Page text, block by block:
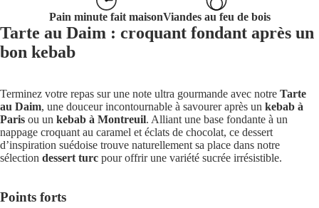
Pain minute fait maisonViandes au feu de bois
Tarte au Daim : croquant fondant après un
bon kebab
Terminez votre repas sur une note ultra gourmande avec notre Tarte
au Daim, une douceur incontournable à savourer après un kebab à
Paris ou un kebab à Montreuil. Alliant une base fondante à un
nappage croquant au caramel et éclats de chocolat, ce dessert
d’inspiration suédoise trouve naturellement sa place dans notre
sélection dessert turc pour offrir une variété sucrée irrésistible.
Points forts